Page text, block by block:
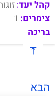
קהל יעד:
צימרים: 1
בריכה
הבא